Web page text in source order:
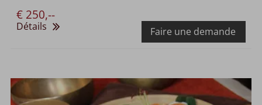
€ 250,--
Faire une demande
Détails